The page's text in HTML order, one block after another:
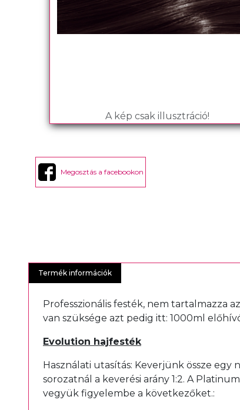
A kép csak illusztráció!
Megosztás a facebookon
Termék információk
Professzionális festék, nem tartalmazza
van szüksége azt pedig itt: 1000ml
Evolution hajfesték
Használati utasítás: Keverjünk össze egy
sorozatnál a keverési arány 1:2. A
vegyük figyelembe a következőket.: